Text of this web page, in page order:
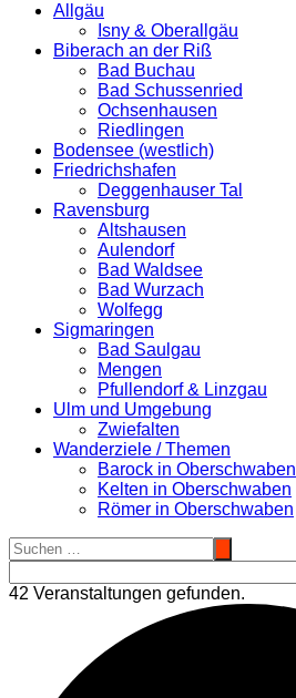
Allgäu
Isny & Oberallgäu
Biberach an der Riß
Bad Buchau
Bad Schussenried
Ochsenhausen
Riedlingen
Bodensee (westlich)
Friedrichshafen
Deggenhauser Tal
Ravensburg
Altshausen
Aulendorf
Bad Waldsee
Bad Wurzach
Wolfegg
Sigmaringen
Bad Saulgau
Mengen
Pfullendorf & Linzgau
Ulm und Umgebung
Zwiefalten
Wanderziele / Themen
Barock in Oberschwaben
Kelten in Oberschwaben
Römer in Oberschwaben
42 Veranstaltungen gefunden.